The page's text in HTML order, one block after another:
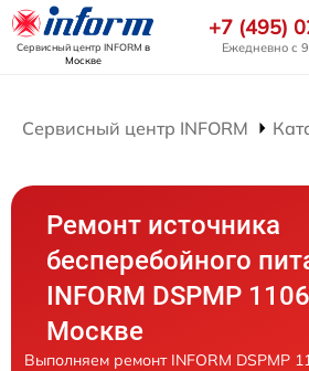
Сервисный центр INFORM в
Москве
+7 (495)
Ежедневно с
Сервисный центр INFORM
Ремонт источника
бесперебойного
INFORM DSPMP
Москве
Выполняем ремонт INFORM DSPMP